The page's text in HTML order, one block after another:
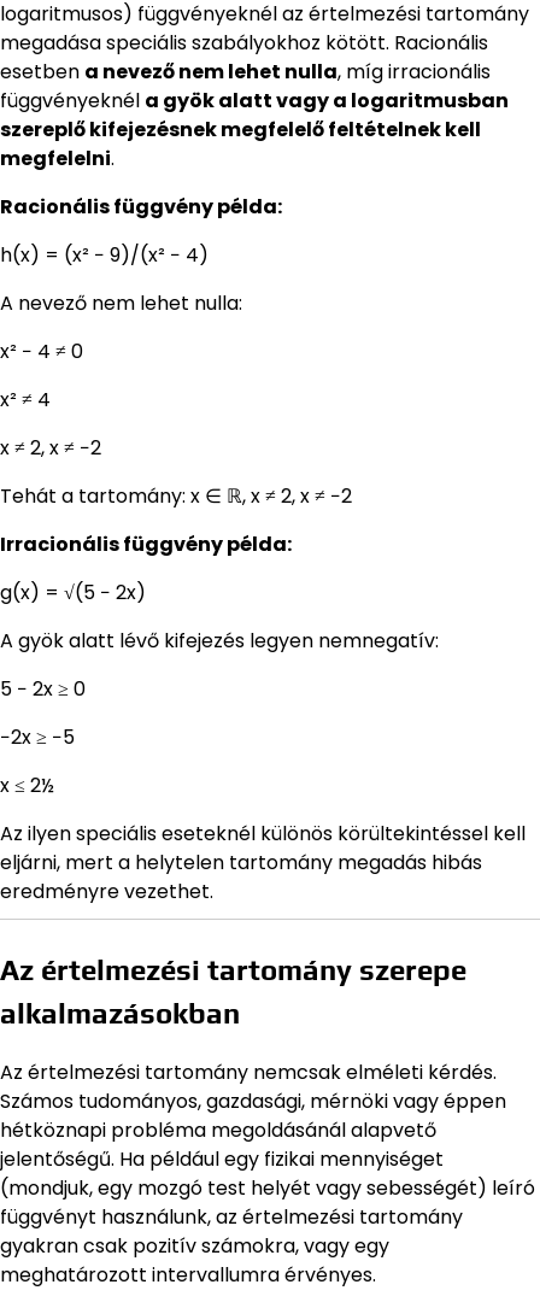
logaritmusos) függvényeknél az értelmezési tartomány
megadása speciális szabályokhoz kötött. Racionális
esetben a nevező nem lehet nulla, míg irracionális
függvényeknél a gyök alatt vagy a logaritmusban
szereplő kifejezésnek megfelelő feltételnek kell
megfelelni.
Racionális függvény példa:
h(x) = (x² − 9)/(x² − 4)
A nevező nem lehet nulla:
x² − 4 ≠ 0
x² ≠ 4
x ≠ 2, x ≠ −2
Tehát a tartomány: x ∈ ℝ, x ≠ 2, x ≠ −2
Irracionális függvény példa:
g(x) = √(5 − 2x)
A gyök alatt lévő kifejezés legyen nemnegatív:
5 − 2x ≥ 0
−2x ≥ −5
x ≤ 2½
Az ilyen speciális eseteknél különös körültekintéssel kell
eljárni, mert a helytelen tartomány megadás hibás
eredményre vezethet.
Az értelmezési tartomány szerepe
alkalmazásokban
Az értelmezési tartomány nemcsak elméleti kérdés.
Számos tudományos, gazdasági, mérnöki vagy éppen
hétköznapi probléma megoldásánál alapvető
jelentőségű. Ha például egy fizikai mennyiséget
(mondjuk, egy mozgó test helyét vagy sebességét) leíró
függvényt használunk, az értelmezési tartomány
gyakran csak pozitív számokra, vagy egy
meghatározott intervallumra érvényes.